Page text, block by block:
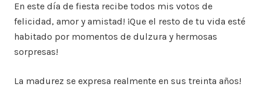
En este día de fiesta recibe todos mis votos de
felicidad, amor y amistad! ¡Que el resto de tu vida esté
habitado por momentos de dulzura y hermosas
sorpresas!
La madurez se expresa realmente en sus treinta años!